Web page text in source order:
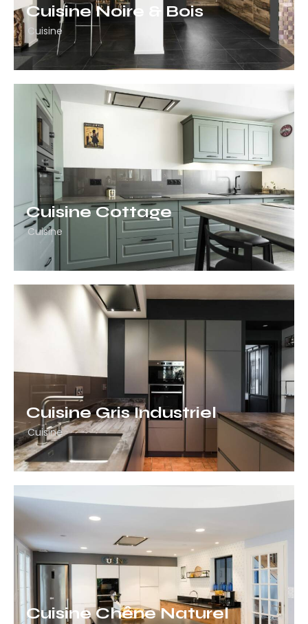
Cuisine Noire & Bois
Cuisine
Cuisine Cottage
Cuisine
Cuisine Gris Industriel
Cuisine
Cuisine Chêne Naturel